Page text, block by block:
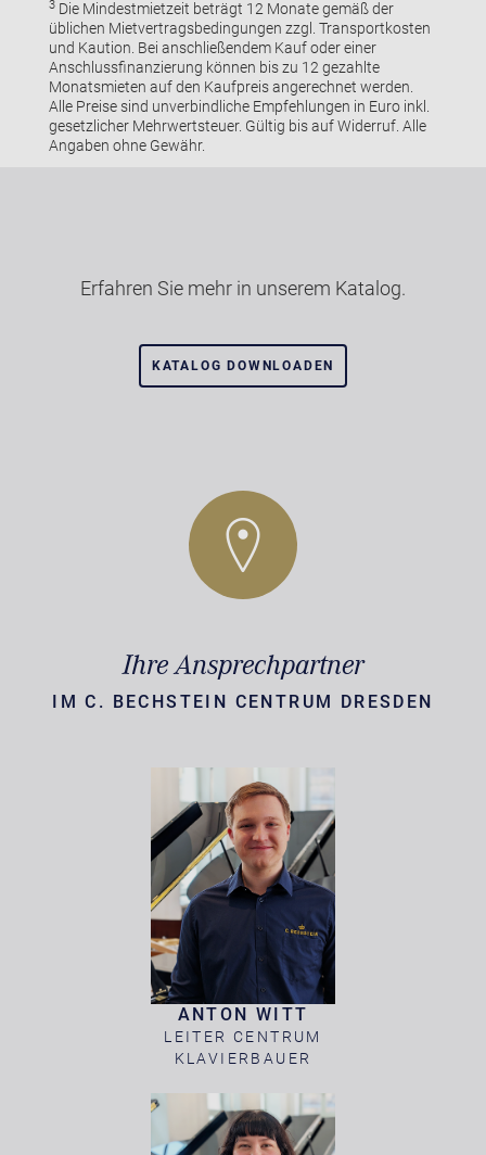
3Die Mindestmietzeit beträgt 12 Monate gemäß der
üblichen Mietvertragsbedingungen zzgl. Transportkosten
und Kaution. Bei anschließendem Kauf oder einer
Anschlussfinanzierung können bis zu 12 gezahlte
Monatsmieten auf den Kaufpreis angerechnet werden.
Alle Preise sind unverbindliche Empfehlungen in Euro inkl.
gesetzlicher Mehrwertsteuer. Gültig bis auf Widerruf. Alle
Angaben ohne Gewähr.
Erfahren Sie mehr in unserem Katalog.
KATALOG DOWNLOADEN
Ihre Ansprechpartner
IM C. BECHSTEIN CENTRUM DRESDEN
ANTON WITT
LEITER CENTRUM
KLAVIERBAUER